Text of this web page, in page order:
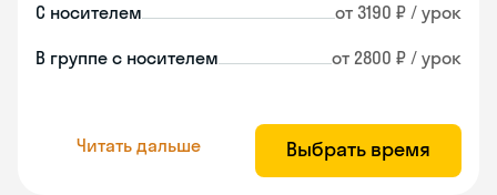
С носителем от 3190 ₽ / урок
В группе с носителем от 2800 ₽ / урок
Читать дальше Выбрать время